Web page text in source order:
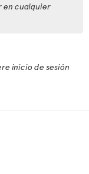
en cualquier
inicio de sesión